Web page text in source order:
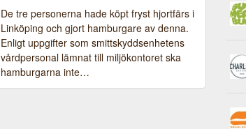
De tre personerna hade köpt fryst hjortfärs i
Linköping och gjort hamburgare av denna.
Enligt uppgifter som smittskyddsenhetens
vårdpersonal lämnat till miljökontoret ska
hamburgarna inte…